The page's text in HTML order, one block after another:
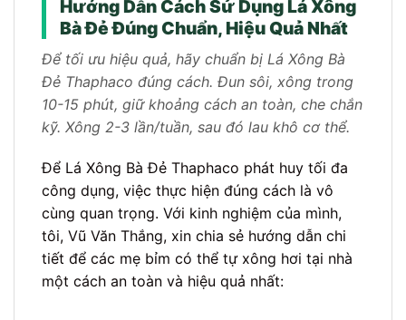
Hướng Dẫn Cách Sử Dụng Lá Xông
Bà Đẻ Đúng Chuẩn, Hiệu Quả Nhất
Để tối ưu hiệu quả, hãy chuẩn bị Lá Xông Bà
Đẻ Thaphaco đúng cách. Đun sôi, xông trong
10-15 phút, giữ khoảng cách an toàn, che chắn
kỹ. Xông 2-3 lần/tuần, sau đó lau khô cơ thể.
Để Lá Xông Bà Đẻ Thaphaco phát huy tối đa
công dụng, việc thực hiện đúng cách là vô
cùng quan trọng. Với kinh nghiệm của mình,
tôi, Vũ Văn Thắng, xin chia sẻ hướng dẫn chi
tiết để các mẹ bỉm có thể tự xông hơi tại nhà
một cách an toàn và hiệu quả nhất: